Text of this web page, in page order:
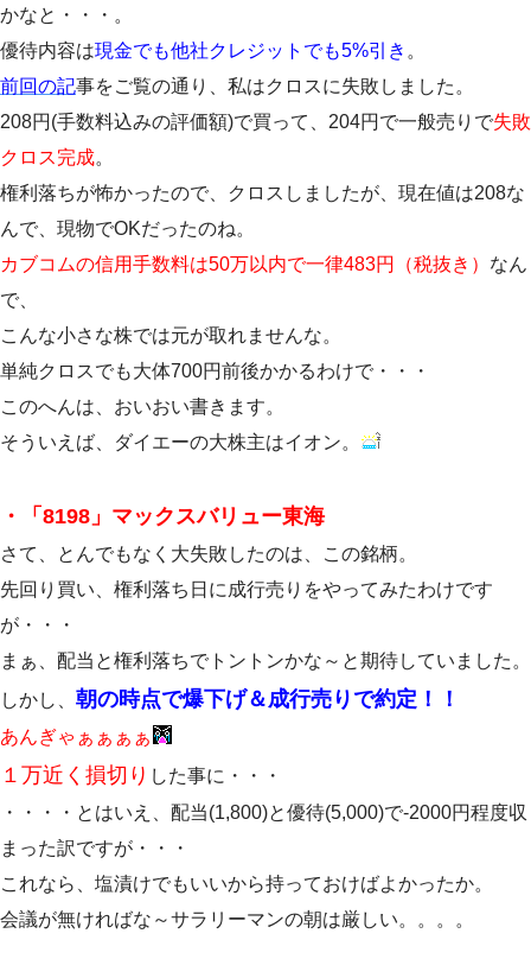
かなと・・・。
優待内容は現金でも他社クレジットでも5%引き 。
前回の記事をご覧の通り、私はクロスに失敗しました。
208円(手数料込みの評価額)で買って、204円で一般売りで失敗
クロス完成。
権利落ちが怖かったので、クロスしましたが、現在値は208な
んで、現物でOKだったのね。
カブコムの信用手数料は50万以内で一律483円（税抜き） なん
で、
こんな小さな株では元が取れませんな。
単純クロスでも大体700円前後かかるわけで・・・
このへんは、おいおい書きます。
そういえば、ダイエーの大株主はイオン。
・「8198」マックスバリュー東海
さて、とんでもなく大失敗したのは、この銘柄。
先回り買い、権利落ち日に成行売りをやってみたわけです
が・・・
まぁ、配当と権利落ちでトントンかな～と期待していました。
しかし、 朝の時点で爆下げ＆成行売りで約定！！
あんぎゃぁぁぁぁ
１万近く損切り した事に・・・
・・・・とはいえ、配当(1,800)と優待(5,000)で-2000円程度収
まった訳ですが・・・
これなら、塩漬けでもいいから持っておけばよかったか。
会議が無ければな～サラリーマンの朝は厳しい。。。。